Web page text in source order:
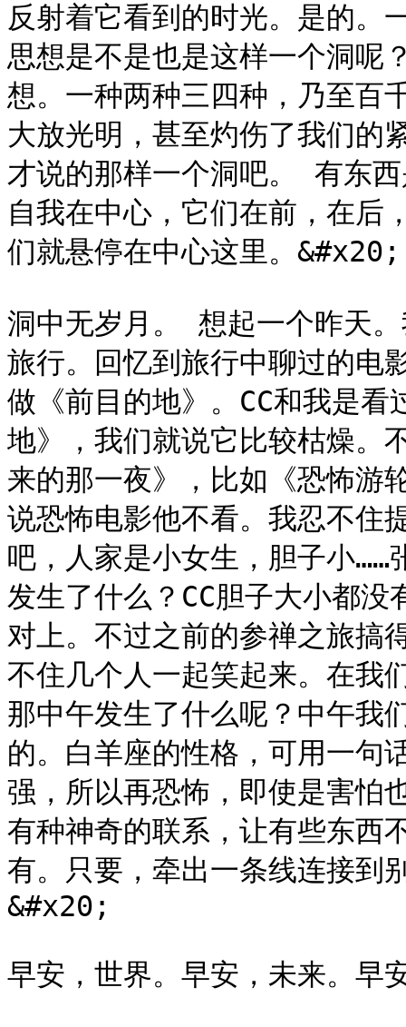
反射着它看到的时光。是的。
思想是不是也是这样一个洞呢
想。一种两种三四种，乃至百
大放光明，甚至灼伤了我们的
才说的那样一个洞吧。 有东
自我在中心，它们在前，在后
们就悬停在中心这里。&#x20;
洞中无岁月。 想起一个昨天
旅行。回忆到旅行中聊过的电
做《前目的地》。CC和我是
地》，我们就说它比较枯燥。
来的那一夜》，比如《恐怖游
说恐怖电影他不看。我忍不住
吧，人家是小女生，胆子小……
发生了什么？CC胆子大小都
对上。不过之前的参禅之旅搞
不住几个人一起笑起来。在我
那中午发生了什么呢？中午我
的。白羊座的性格，可用一句
强，所以再恐怖，即使是害怕
有种神奇的联系，让有些东西
有。只要，牵出一条线连接到
&#x20;